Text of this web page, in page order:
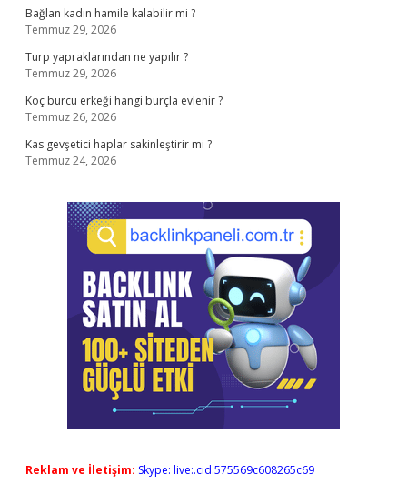
Bağlan kadın hamile kalabilir mi ?
Temmuz 29, 2026
Turp yapraklarından ne yapılır ?
Temmuz 29, 2026
Koç burcu erkeği hangi burçla evlenir ?
Temmuz 26, 2026
Kas gevşetici haplar sakinleştirir mi ?
Temmuz 24, 2026
Reklam ve İletişim: Skype: live:.cid.575569c608265c69